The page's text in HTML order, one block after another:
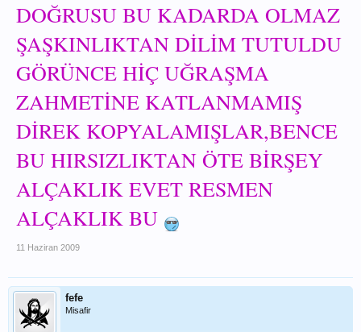
DOĞRUSU BU KADARDA OLMAZ
ŞAŞKINLIKTAN DİLİM TUTULDU
GÖRÜNCE HİÇ UĞRAŞMA
ZAHMETİNE KATLANMAMIŞ
DİREK KOPYALAMIŞLAR,BENCE
BU HIRSIZLIKTAN ÖTE BİRŞEY
ALÇAKLIK EVET RESMEN
ALÇAKLIK BU
11 Haziran 2009
fefe
Misafir